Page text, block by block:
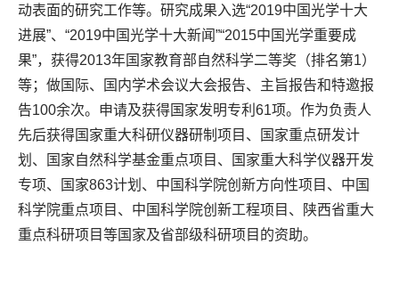
动表面的研究工作等。研究成果入选“2019中国光学十大
进展”、“2019中国光学十大新闻”“2015中国光学重要成
果”，获得2013年国家教育部自然科学二等奖（排名第1）
等； 做国际、国内学术会议大会报告、主旨报告和特邀报
告100余次。申请及获得国家发明专利 61项。作为负责人
先后获得国家重大科研仪器研制项目、
国家重点研发计
划、国家自然科学基金重点项目、国家重大科学仪器开发
专项、国家863计划、 中国科学院创新方向性项目、中国
科学院重点项目、中国科学院创新工程项目、陕西省重大
重点科研项目等国家及省部级科研项目 的资助。